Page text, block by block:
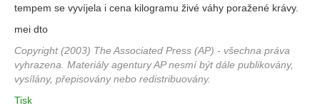
tempem se vyvíjela i cena kilogramu živé váhy poražené krávy.
mei dto
Copyright (2003) The Associated Press (AP) - všechna práva
vyhrazena. Materiály agentury AP nesmí být dále publikovány,
vysílány, přepisovány nebo redistribuovány.
Tisk